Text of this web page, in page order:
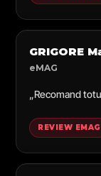
GRIGORE
eMAG
„Recomand
REVIEW EMAG